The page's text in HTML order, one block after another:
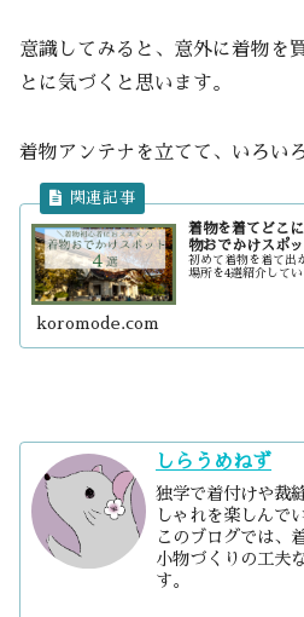
意識してみると、意外に着物を
とに気づくと思います。
着物アンテナを立てて、いろい
着物を着てどこ
物おでかけスポ
初めて着物を着て出
場所を4選紹介してい
koromode.com
しらうめねず
独学で着付けや裁
しゃれを楽しんで
このブログでは、
小物づくりの工夫
す。